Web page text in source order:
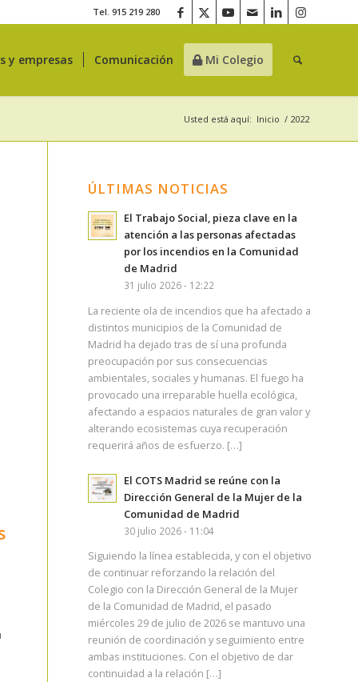
Tel. 915 219 280
y empresas Comunicación Mi Colegio
Usted está aquí: Inicio / 2022
ÚLTIMAS NOTICIAS
El Trabajo Social, pieza clave en la
atención a las personas afectadas
por los incendios en la Comunidad
de Madrid
31 julio 2026 - 12:22
La reciente ola de incendios que ha afectado a
distintos municipios de la Comunidad de
Madrid ha dejado tras de sí una profunda
preocupación por sus consecuencias
ambientales, sociales y humanas. El fuego ha
provocado una irreparable huella ecológica,
afectando a espacios naturales de gran valor y
alterando ecosistemas cuya recuperación
requerirá años de esfuerzo. […]
El COTS Madrid se reúne con la
Dirección General de la Mujer de la
Comunidad de Madrid
30 julio 2026 - 11:04
Siguiendo la línea establecida, y con el objetivo
de continuar reforzando la relación del
Colegio con la Dirección General de la Mujer
de la Comunidad de Madrid, el pasado
miércoles 29 de julio de 2026 se mantuvo una
reunión de coordinación y seguimiento entre
ambas instituciones. Con el objetivo de dar
continuidad a la relación […]